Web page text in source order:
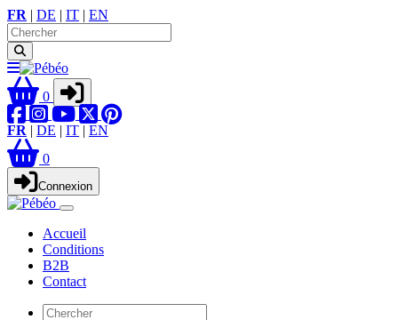
FR | DE | IT | EN
0
FR | DE | IT | EN
0
Connexion
Accueil
Conditions
B2B
Contact